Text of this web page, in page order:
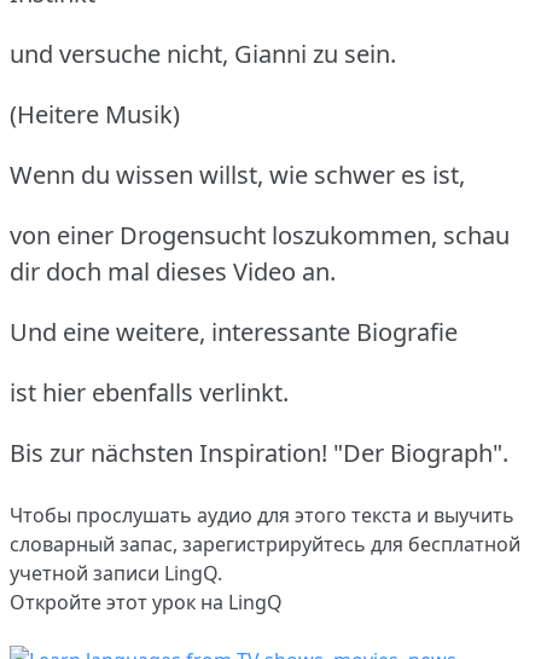
und versuche nicht, Gianni zu sein.
(Heitere Musik)
Wenn du wissen willst, wie schwer es ist,
von einer Drogensucht loszukommen, schau
dir doch mal dieses Video an.
Und eine weitere, interessante Biografie
ist hier ebenfalls verlinkt.
Bis zur nächsten Inspiration! "Der Biograph".
Чтобы прослушать аудио для этого текста и выучить
словарный запас, зарегистрируйтесь для бесплатной
учетной записи LingQ.
Откройте этот урок на LingQ